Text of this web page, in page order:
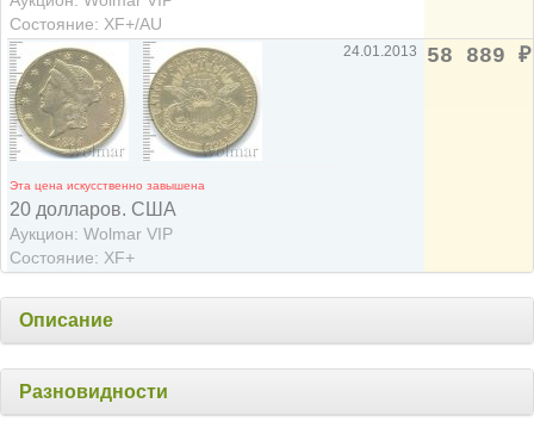
Состояние: XF+/AU
Эта цена искусственно завышена
20 долларов. США
Аукцион: Wolmar VIP
Состояние: XF+
24.01.2013 58 889 ₽
Описание
Разновидности